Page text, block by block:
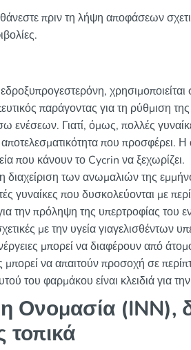
πριν τη λήψη αποφάσεων
χρησιμοποιείται
παράγοντας για τη ρύθμιση
ενέσεων. Γιατί, όμως, πολλές
που προσφέρει.
που κάνουν το Cycrin να ξεχωρίζει.
η διαχείριση των ανωμαλιών της
γυναίκες που δυσκολεύονται με
την πρόληψη της υπερτροφίας του
με την υγεία γιαγελισθέντων
μπορεί να διαφέρουν από
μπορεί να απαιτούν προσοχή σε
του φαρμάκου είναι κλειδιά για την
Ονομασία (INN),
τοπικά